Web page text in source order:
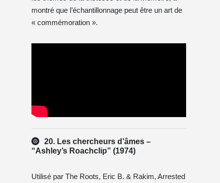
montré que l’échantillonnage peut être un art de
« commémoration ».
20. Les chercheurs d’âmes –
“Ashley’s Roachclip” (1974)
Utilisé par The Roots, Eric B. & Rakim, Arrested